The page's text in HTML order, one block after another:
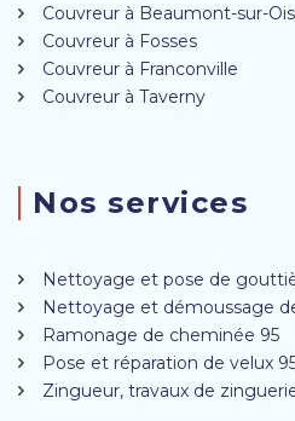
Couvreur à Beaumont-sur-
Couvreur à Fosses
Couvreur à Franconville
Couvreur à Taverny
Nos services
Nettoyage et pose de
Nettoyage et démoussage
Ramonage de cheminée 95
Pose et réparation de velux
Zingueur, travaux de